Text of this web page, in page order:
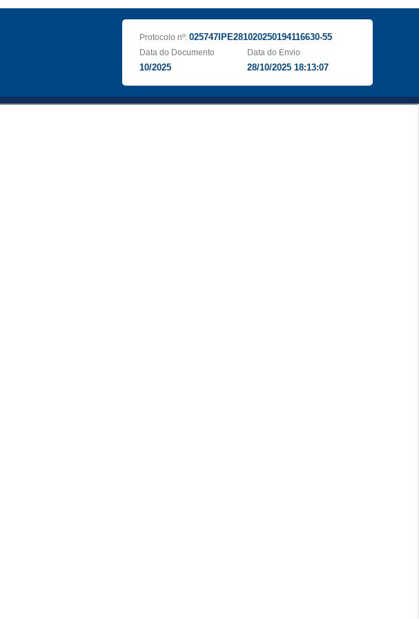
Protocolo nº: 025747IPE281020250194116630-55
Data do Documento
10/2025
Data do Envio
28/10/2025 18:13:07